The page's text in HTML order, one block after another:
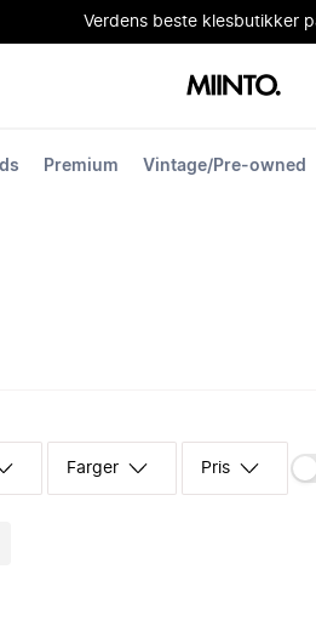
Verdens beste klesbutikker
Premium Vintage/Pre-owned
Farger Pris